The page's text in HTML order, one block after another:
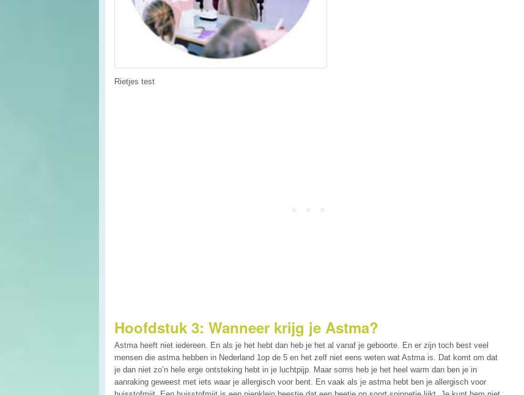
Rietjes test
Hoofdstuk 3: Wanneer krijg je Astma?
Astma heeft niet iedereen. En als je het hebt dan heb je het al vanaf je geboorte. En er zijn toch best veel
mensen die astma hebben in Nederland 1op de 5 en het zelf niet eens weten wat Astma is. Dat komt om dat
je dan niet zo’n hele erge ontsteking hebt in je luchtpijp. Maar soms heb je het heel warm dan ben je in
aanraking geweest met iets waar je allergisch voor bent. En vaak als je astma hebt ben je allergisch voor